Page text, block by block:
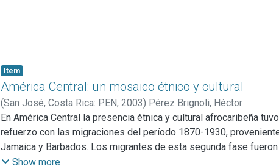
are countries in which public expenditures as percentage of the
significant higher than that of other countries of the region and/or
extended social insurance schemes (coverage of population and
Item
América Central: un mosaico étnico y cultural
(San José, Costa Rica: PEN, 2003) Pérez Brignoli, Héctor
En América Central la presencia étnica y cultural afrocaribeña
refuerzo con las migraciones del período 1870-1930,
Jamaica y Barbados. Los migrantes de esta segunda fase
libres, de origen rural, atraídos por la expansión de las
Show more